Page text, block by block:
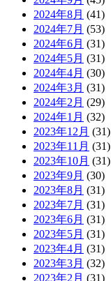
2024年8月 (41)
2024年7月 (53)
2024年6月 (31)
2024年5月 (31)
2024年4月 (30)
2024年3月 (31)
2024年2月 (29)
2024年1月 (32)
2023年12月 (31)
2023年11月 (31)
2023年10月 (31)
2023年9月 (30)
2023年8月 (31)
2023年7月 (31)
2023年6月 (31)
2023年5月 (31)
2023年4月 (31)
2023年3月 (32)
2023年2月 (31)